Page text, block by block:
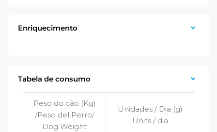
Enriquecimento
Tabela de consumo
Peso do cão (Kg)
/Peso del Perro/
Dog Weight
Unidades / Dia (g)
Units / dia